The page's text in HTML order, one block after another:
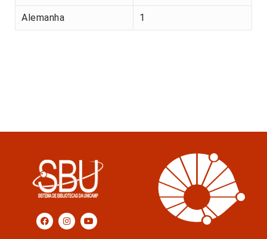
Alemanha 1